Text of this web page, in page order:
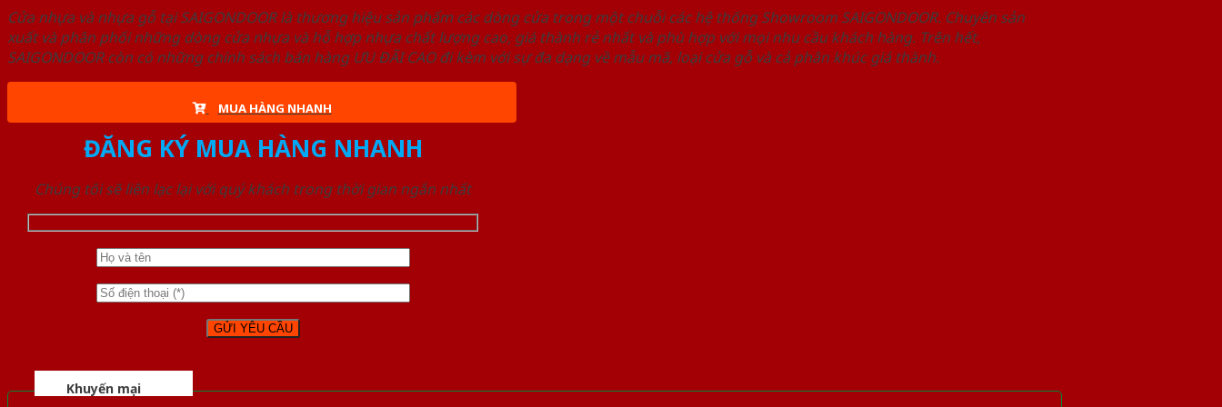
Cửa nhựa và nhựa gỗ tại SAIGONDOOR là thương hiệu sản phẩm các dòng cửa trong một chuỗi các hệ thống Showroom SAIGONDOOR. Chuyên sản
xuất và phân phối những dòng cửa nhựa và hỗ hợp nhựa chất lượng cao, giá thành rẻ nhất và phù hợp với mọi nhu cầu khách hàng. Trên hết,
SAIGONDOOR còn có những chính sách bán hàng ƯU ĐÃI CAO đi kèm với sự đa dạng về mẫu mã, loại cửa gỗ và cả phân khúc giá thành.
MUA HÀNG NHANH
ĐĂNG KÝ MUA HÀNG NHANH
Chúng tôi sẽ liên lạc lại với quý khách trong thời gian ngắn nhất
Khuyến mại